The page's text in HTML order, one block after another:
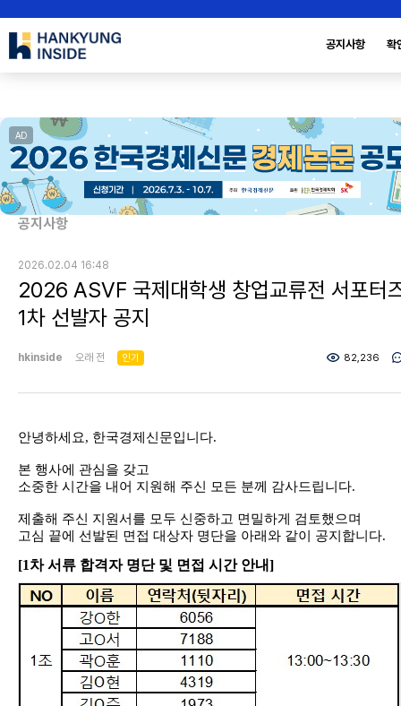
공지사항 확
AD
공지사항
2026.02.04 16:48
2026 ASVF 국제대학생 창업교류전 서포터
1차 선발자 공지
hkinside 오래 전 인기 82,236
안녕하세요, 한국경제신문입니다.
본 행사에 관심을 갖고
소중한 시간을 내어 지원해 주신 모든 분께 감사드립니다.
제출해 주신 지원서를 모두 신중하고 면밀하게 검토했으며
고심 끝에 선발된 면접 대상자 명단을 아래와 같이 공지합니다.
[1차 서류 합격자 명단 및 면접 시간 안내]